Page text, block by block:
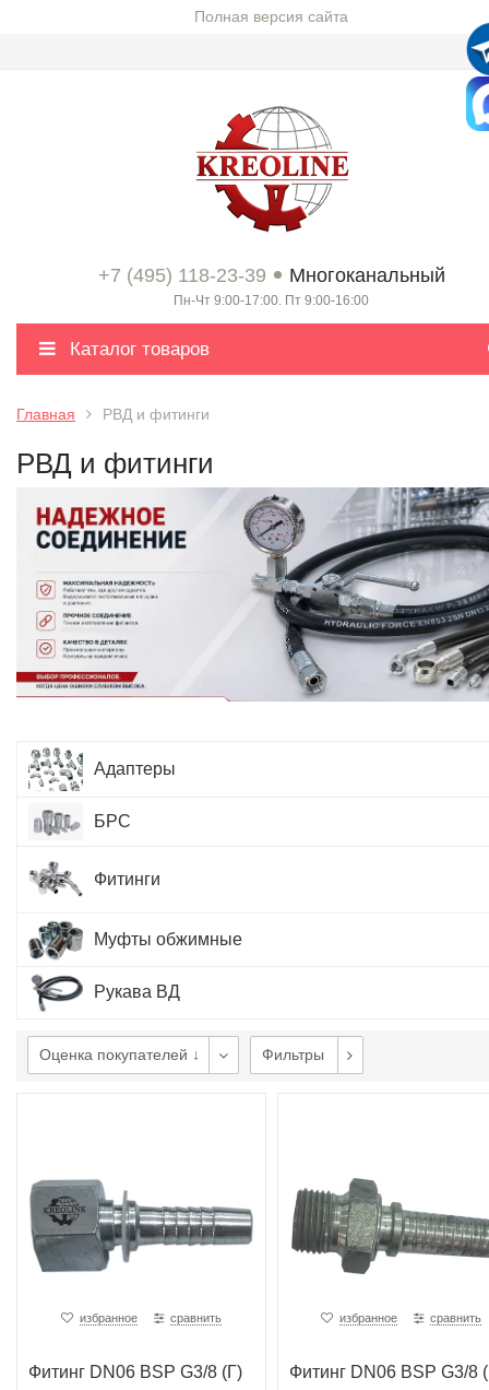
Полная версия сайта
+7 (495) 118-23-39 Многоканальный
Пн-Чт 9:00-17:00. Пт 9:00-16:00
Каталог товаров
Главная РВД и фитинги
РВД и фитинги
Адаптеры
БРС
Фитинги
Муфты обжимные
Рукава ВД
Оценка покупателей ↓ Фильтры
избранное сравнить
Фитинг DN06 BSP G3/8 (Г)
избранное сравнить
Фитинг DN06 BSP G3/8